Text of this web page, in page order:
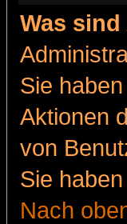
Was
Sie
Aktionen
von
Sie
Nach